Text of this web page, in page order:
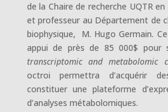
de la Chaire de recherche UQTR
et professeur au Département de
biophysique, M. Hugo Germain.
appui de près de 85 000$ pour
transcriptomic and metabolomic
octroi permettra d’acquérir
constituer une plateforme
d’analyses métabolomiques.